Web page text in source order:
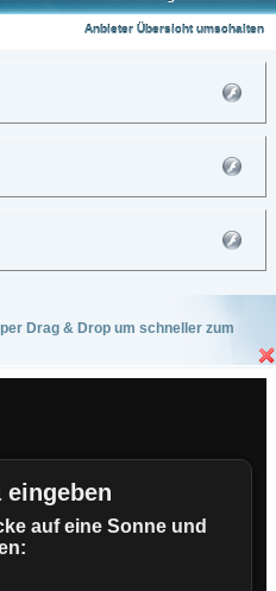
Anbieter Übersicht umschalten
Drag & Drop um schneller zum